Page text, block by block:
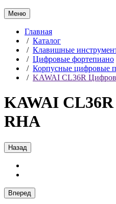
Меню
Главная
/ Каталог
/ Клавишные
/ Цифровые фортепиано
/ Корпусные цифровые
/ KAWAI CL36R
KAWAI
RHA
Назад
Вперед